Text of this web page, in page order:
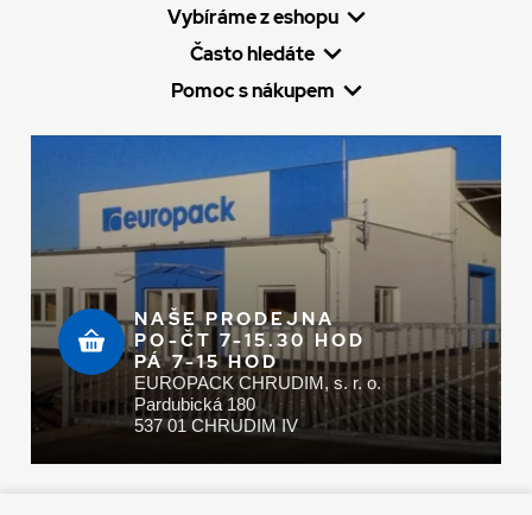
Vybíráme z eshopu
Často hledáte
Pomoc s nákupem
NAŠE PRODEJNA
PO-ČT 7-15.30 HOD
PÁ 7-15 HOD
EUROPACK CHRUDIM, s. r. o.
Pardubická 180
537 01 CHRUDIM IV